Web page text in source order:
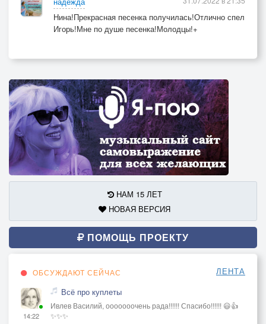
Нина!Прекрасная песенка получилась!Отлично спел
Игорь!Мне по душе песенка!Молодцы!+
НАМ 15 ЛЕТ
НОВАЯ ВЕРСИЯ
ПОМОЩЬ ПРОЕКТУ
ОБСУЖДАЮТ СЕЙЧАС ЛЕНТА
14:22
Всё про куплеты
Ивлев Василий, ооооооочень рада!!!!!! Спасибо!!!!!! 😃👍
✨✨✨